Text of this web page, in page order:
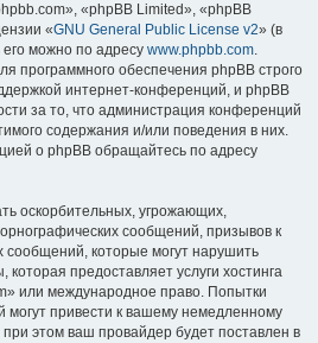
«phpBB Limited», «phpBB
«GNU General Public License v2» (в
можно по адресу www.phpbb.com.
программного обеспечения phpBB строго
интернет-конференций, и phpBB
за то, что администрация конференций
содержания и/или поведения в них.
о phpBB обращайтесь по адресу
оскорбительных, угрожающих,
сообщений, призывов к
сообщений, которые могут нарушить
предоставляет услуги хостинга
или международное право. Попытки
привести к вашему немедленному
этом ваш провайдер будет поставлен в